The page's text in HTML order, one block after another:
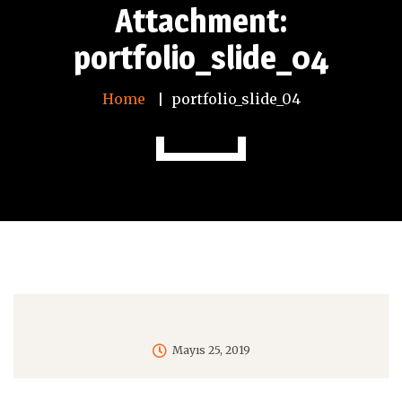
Attachment:
portfolio_slide_04
Home portfolio_slide_04
Mayıs 25, 2019